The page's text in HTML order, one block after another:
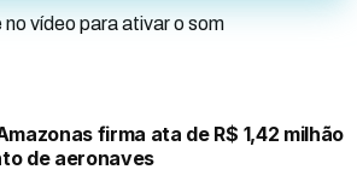
no vídeo para ativar o som
firma ata de R$ 1,42 milhão
de aeronaves